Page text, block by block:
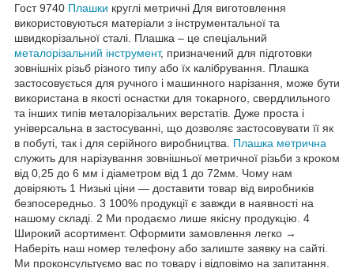
Гост 9740 Плашки круглі метричні Для виготовлення
використовуються матеріали з інструментальної та
швидкорізальної сталі. Плашка – це спеціальний
металорізальний інструмент, призначений для підготовки
зовнішніх різьб різного типу або їх калібрування. Плашка
застосовується для ручного і машинного нарізання, може бути
використана в якості оснастки для токарного, свердлильного
та інших типів металорізальних верстатів. Дуже проста і
універсальна в застосуванні, що дозволяє застосовувати її як
в побуті, так і для серійного виробництва. Плашка метрична
служить для нарізування зовнішньої метричної різьби з кроком
від 0,25 до 6 мм і діаметром від 1 до 72мм. Чому нам
довіряють 1 Низькі ціни — доставити товар від виробників
безпосередньо. 3 100% продукції є завжди в наявності на
нашому складі. 2 Ми продаємо лише якісну продукцію. 4
Широкий асортимент. Оформити замовлення легко →
Наберіть наш номер телефону або залиште заявку на сайті.
Ми проконсультуємо вас по товару і відповімо на запитання.